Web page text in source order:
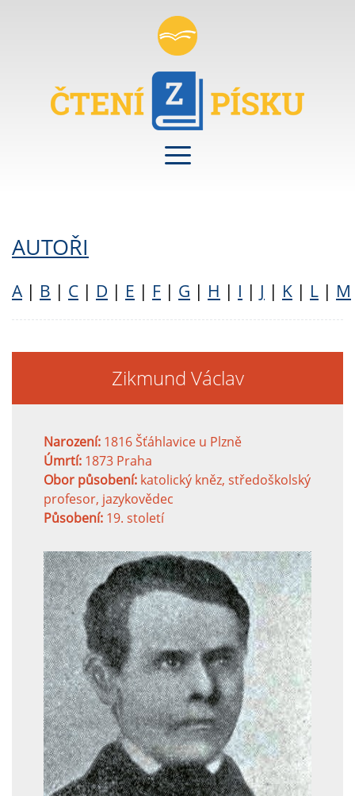
AUTOŘI
A| B | C | D | E | F | G | H | I | J | K | L | M
Zikmund Václav
Narození: 1816 Šťáhlavice u Plzně
Úmrtí: 1873 Praha
Obor působení: katolický kněz, středoškolský
profesor, jazykovědec
Působení: 19. století